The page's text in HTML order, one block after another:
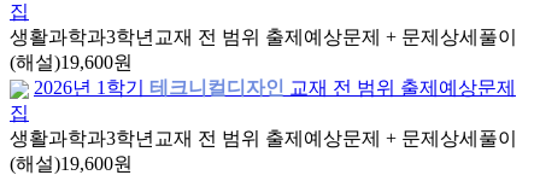
집
생활과학과3학년 교재 전 범위 출제예상문제 + 문제상세풀이
(해설)19,600원
2026년 1학기
테크니컬디자인 교재 전 범위 출제예상문제
집
생활과학과3학년 교재 전 범위 출제예상문제 + 문제상세풀이
(해설)19,600원